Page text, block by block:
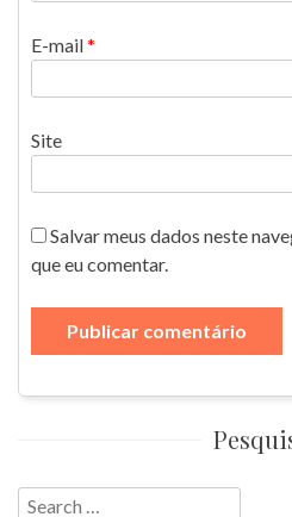
E-mail*
Site
Salvar meus dados neste
que eu comentar.
Search